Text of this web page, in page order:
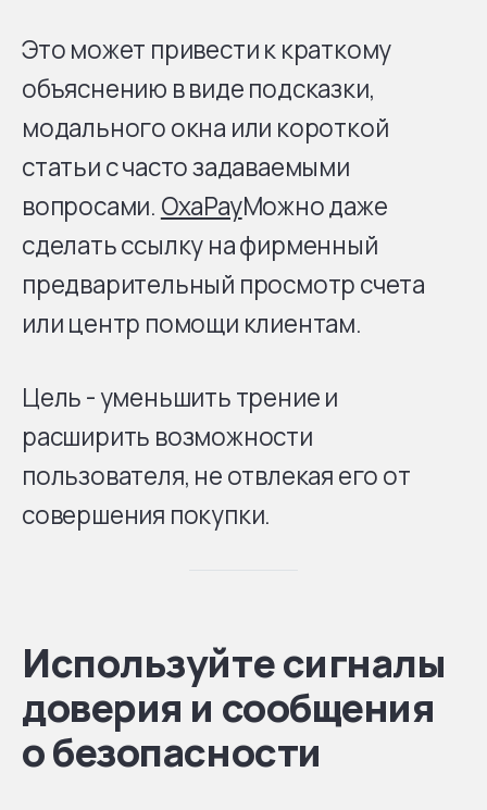
Это может привести к краткому
объяснению в виде подсказки,
модального окна или короткой
статьи с часто задаваемыми
вопросами. OxaPayМожно даже
сделать ссылку на фирменный
предварительный просмотр счета
или центр помощи клиентам.
Цель - уменьшить трение и
расширить возможности
пользователя, не отвлекая его от
совершения покупки.
Используйте сигналы
доверия и сообщения
о безопасности